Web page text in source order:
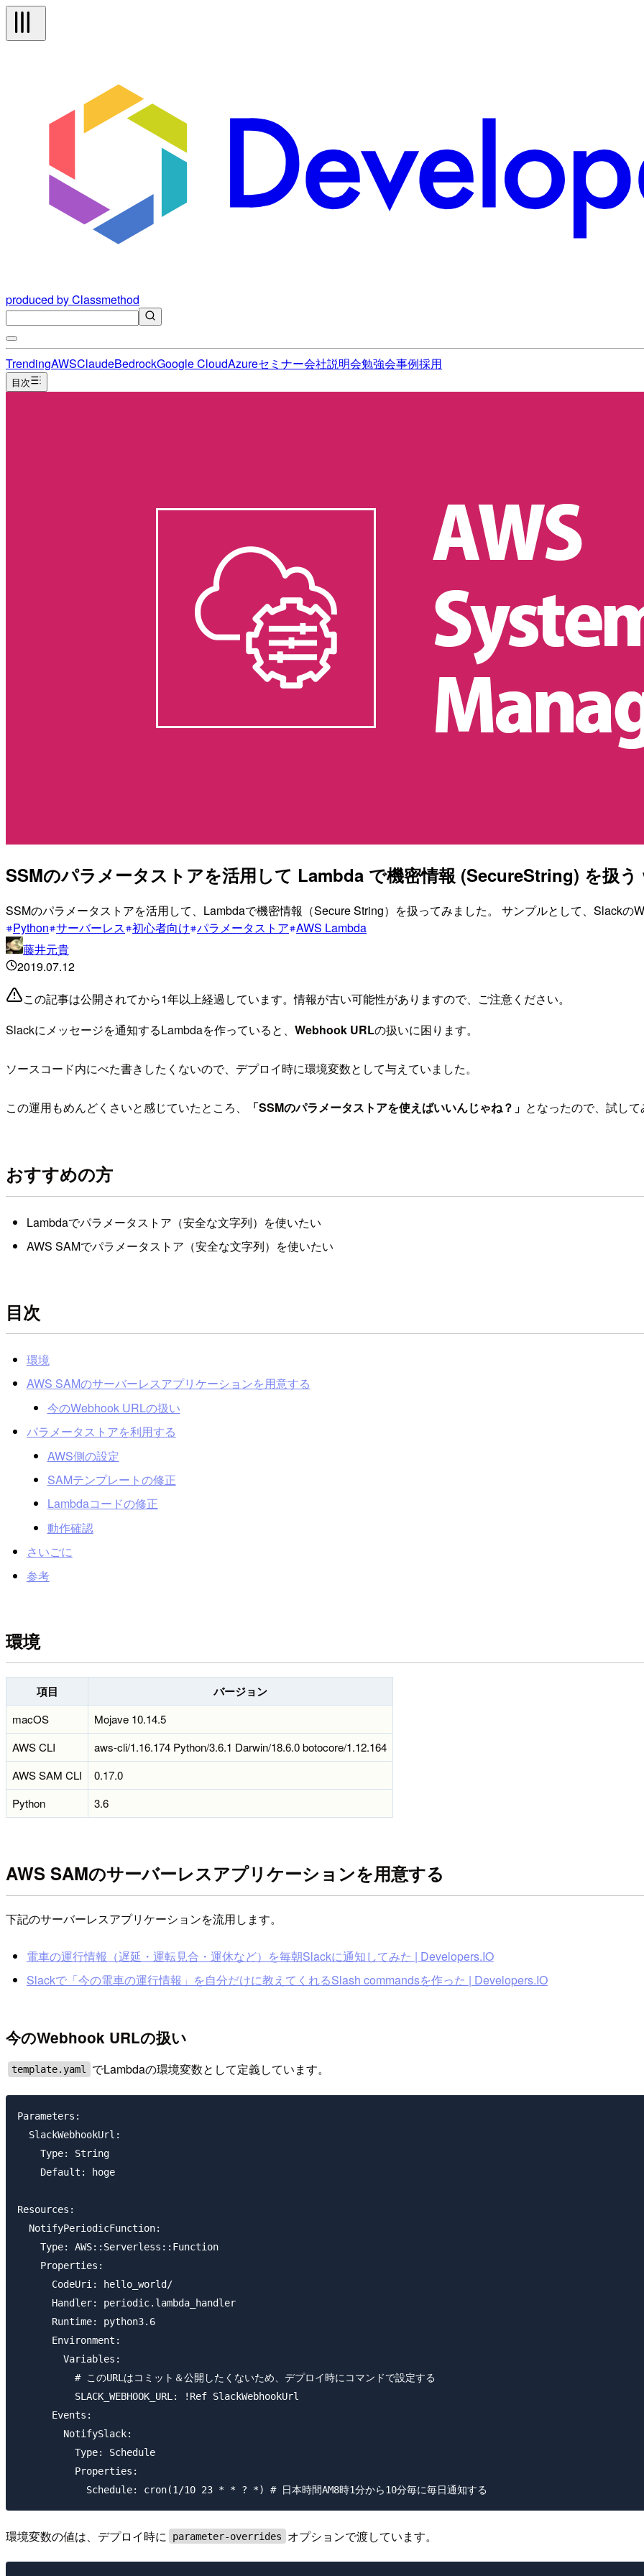
produced by Classmethod
TrendingAWSClaudeBedrockGoogle CloudAzureセミナー会社説明会勉強会事例採用
目次
SSMのパラメータストアを活用して Lambda で機密情報 (SecureString) を扱
SSMのパラメータストアを活用して、Lambdaで機密情報（Secure String）を扱ってみました。 サンプルとして、Slackの
Python サーバーレス 初心者向け パラメータストア AWS Lambda
藤井元貴
2019.07.12
この記事は公開されてから1年以上経過しています。情報が古い可能性がありますので、ご注意ください。
Slackにメッセージを通知するLambdaを作っていると、 Webhook URLの扱いに困ります。
ソースコード内にべた書きしたくないので、デプロイ時に環境変数として与えていました。
この運用もめんどくさいと感じていたところ、 「SSMのパラメータストアを使えばいいんじゃね？」 となったので、試して
おすすめの方
Lambdaでパラメータストア（安全な文字列）を使いたい
AWS SAMでパラメータストア（安全な文字列）を使いたい
目次
環境
AWS SAMのサーバーレスアプリケーションを用意する
今のWebhook URLの扱い
パラメータストアを利用する
AWS側の設定
SAMテンプレートの修正
Lambdaコードの修正
動作確認
さいごに
参考
環境
項目 バージョン
macOS
Mojave 10.14.5
AWS CLI
aws-cli/1.16.174 Python/3.6.1 Darwin/18.6.0 botocore/1.12.164
AWS SAM CLI
0.17.0
Python
3.6
AWS SAMのサーバーレスアプリケーションを用意する
下記のサーバーレスアプリケーションを流用します。
電車の運行情報（遅延・運転見合・運休など）を毎朝Slackに通知してみた | Developers.IO
Slackで「今の電車の運行情報」を自分だけに教えてくれるSlash commandsを作った | Developers.IO
今のWebhook URLの扱い
template.yaml でLambdaの環境変数として定義しています。
Parameters:
  SlackWebhookUrl:
    Type: String
    Default: hoge
Resources:
  NotifyPeriodicFunction:
    Type: AWS::Serverless::Function
    Properties:
      CodeUri: hello_world/
      Handler: periodic.lambda_handler
      Runtime: python3.6
      Environment:
        Variables:
          # このURLはコミット＆公開したくないため、デプロイ時にコマンドで設定する
          SLACK_WEBHOOK_URL: !Ref SlackWebhookUrl
      Events:
        NotifySlack:
          Type: Schedule
          Properties:
環境変数の値は、デプロイ時に parameter-overrides オプションで渡しています。